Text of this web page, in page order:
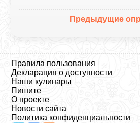
Предыдущие
Правила пользования
Декларация о доступности
Наши кулинары
Пишите
О проекте
Новости сайта
Политика конфиденциальности